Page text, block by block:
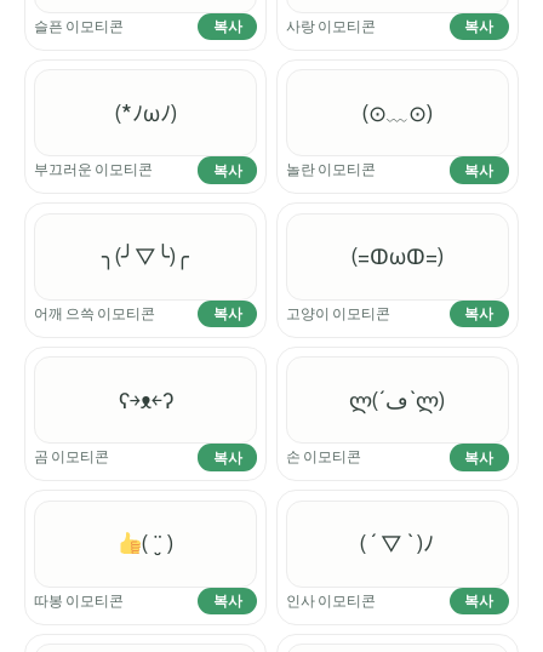
슬픈 이모티콘 복사 사랑 이모티콘 복사
(*ﾉωﾉ)
부끄러운 이모티콘 복사
(⊙﹏⊙)
놀란 이모티콘 복사
╮(╯▽╰)╭
어깨 으쓱 이모티콘 복사
(=ↀωↀ=)
고양이 이모티콘 복사
ʕ￫ᴥ￩ʔ
곰 이모티콘 복사
ლ(´ڡ`ლ)
손 이모티콘 복사
( ¨̮ )
따봉 이모티콘 복사
( ´ ▽ ` )ﾉ
인사 이모티콘 복사